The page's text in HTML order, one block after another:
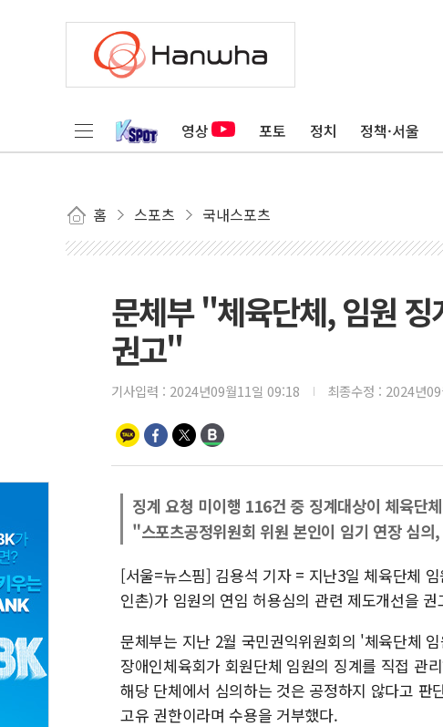
영상 포토 정치 정책·서울
홈 스포츠 국내스포츠
문체부 "체육단체, 임원
권고"
기사입력 : 2024년09월11일 09:18 최종수정 : 2024년
징계 요청 미이행 116건 중 징계대상이 체육단
"스포츠공정위원회 위원 본인이 임기 연장 심의
[서울=뉴스핌] 김용석 기자 = 지난3일 체육단체
인촌)가 임원의 연임 허용심의 관련 제도개선을
문체부는 지난 2월 국민권익위원회의 '체육단체
장애인체육회가 회원단체 임원의 징계를 직접 관
해당 단체에서 심의하는 것은 공정하지 않다고
고유 권한이라며 수용을 거부했다.